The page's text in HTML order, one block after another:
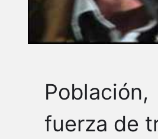
Población,
fuerza de